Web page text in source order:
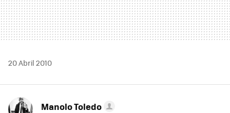
20 Abril 2010
Manolo Toledo